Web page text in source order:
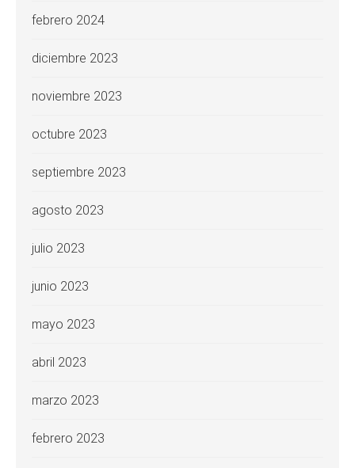
febrero 2024
diciembre 2023
noviembre 2023
octubre 2023
septiembre 2023
agosto 2023
julio 2023
junio 2023
mayo 2023
abril 2023
marzo 2023
febrero 2023